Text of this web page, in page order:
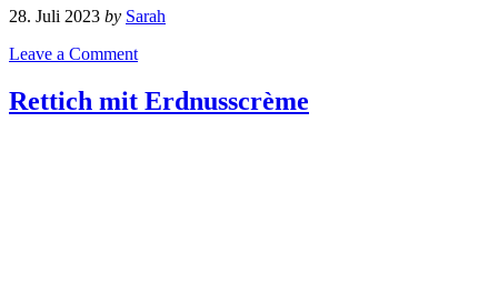
28. Juli 2023 by Sarah
Leave a Comment
Rettich mit Erdnusscrème